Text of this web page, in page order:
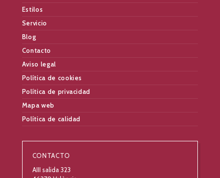
Estilos
Servicio
Blog
Contacto
Aviso legal
Política de cookies
Política de privacidad
Mapa web
Política de calidad
CONTACTO
AIII salida 323